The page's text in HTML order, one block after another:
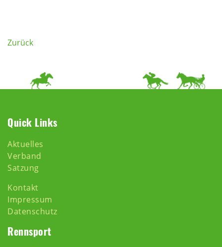
Zurück
Quick Links
Aktuelles
Verband
Satzung
Kontakt
Impressum
Datenschutz
Rennsport